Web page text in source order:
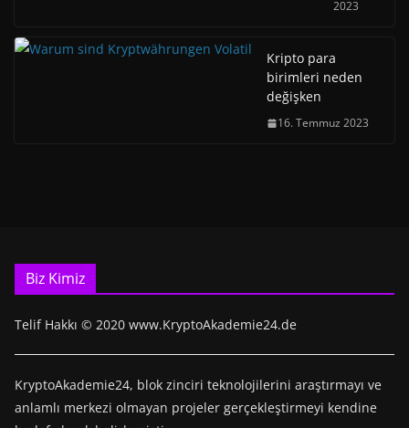
2023
Kripto para
birimleri neden
değişken
16. Temmuz 2023
Biz Kimiz
Telif Hakkı © 2020 www.KryptoAkademie24.de
KryptoAkademie24, blok zinciri teknolojilerini araştırmayı ve
anlamlı merkezi olmayan projeler gerçekleştirmeyi kendine